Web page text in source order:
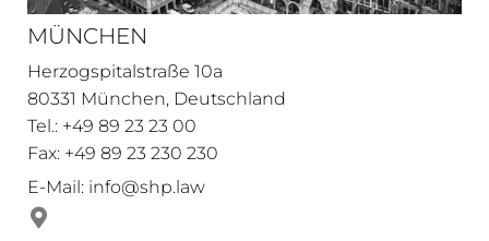
MÜNCHEN
Herzogspitalstraße 10a
80331 München, Deutschland
Tel.: +49 89 23 23 00
Fax: +49 89 23 230 230
E-Mail: info@shp.law